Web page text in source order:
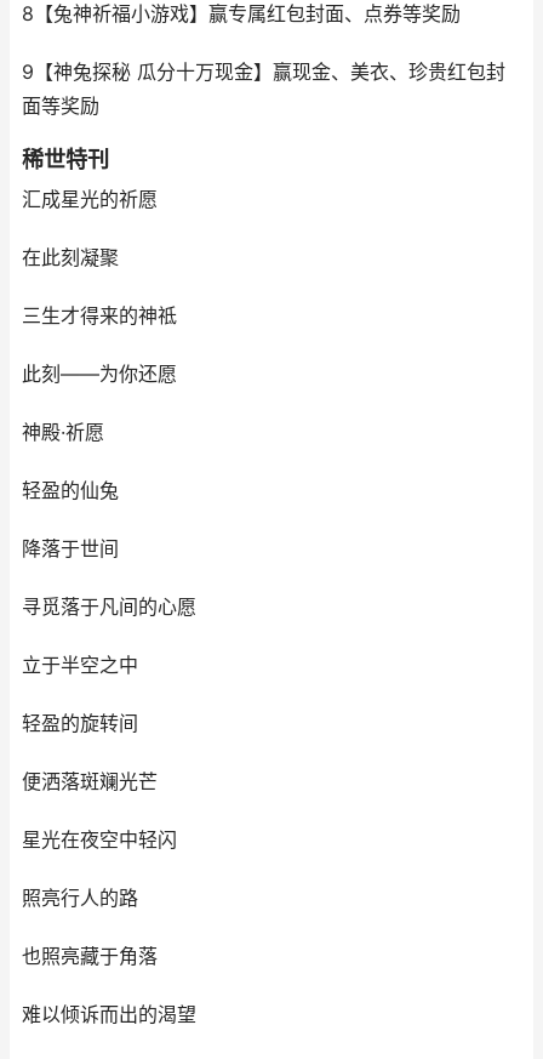
8【兔神祈福小游戏】赢专属红包封面、点券等奖励
9【神兔探秘 瓜分十万现金】赢现金、美衣、珍贵红包封
面等奖励
稀世特刊
汇成星光的祈愿
在此刻凝聚
三生才得来的神祗
此刻——为你还愿
神殿·祈愿
轻盈的仙兔
降落于世间
寻觅落于凡间的心愿
立于半空之中
轻盈的旋转间
便洒落斑斓光芒
星光在夜空中轻闪
照亮行人的路
也照亮藏于角落
难以倾诉而出的渴望